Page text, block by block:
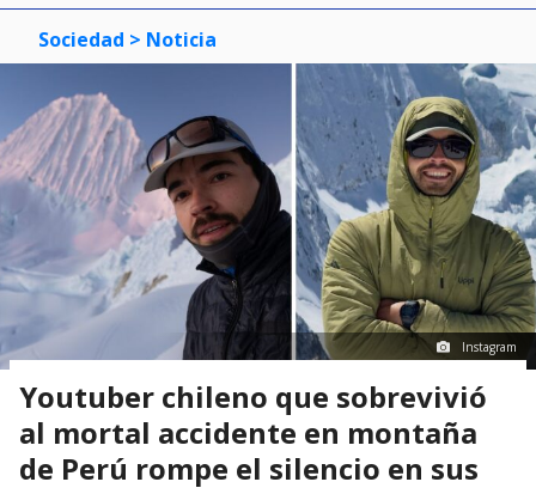
Sociedad > Noticia
Instagram
Youtuber chileno que sobrevivió
al mortal accidente en montaña
de Perú rompe el silencio en sus